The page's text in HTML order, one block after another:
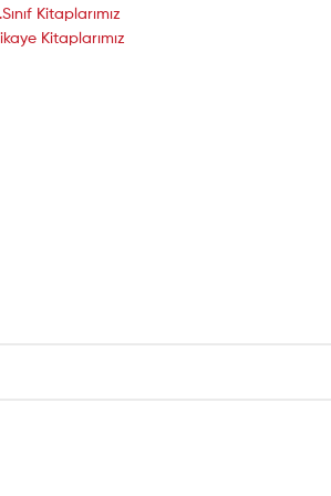
Kitaplarımız
Kitaplarımız